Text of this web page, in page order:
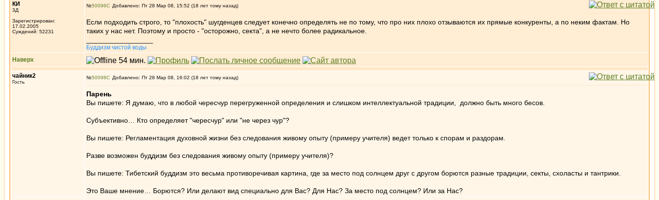
КИ
3Д
Зарегистрирован:
17.02.2005
Суждений: 52231
№50096 Добавлено: Пт 28 Мар 08, 15:52 (18 лет тому назад)
Если подходить строго, то "плохость" шугденцев следует конечно определять не по тому, что про них плохо отзываются их прямые конкуренты, а по неким фактам. Но
таких у нас нет. Поэтому и просто - "осторожно, секта", а не нечто более радикальное.
Буддизм чистой воды
Наверх
чайник2
Гость
№50098 Добавлено: Пт 28 Мар 08, 16:02 (18 лет тому назад)
Парень
Вы пишете: Я думаю, что в любой чересчур перегруженной определения и слишком интеллектуальной традиции, должно быть много бесов.
Субъективно… Кто определяет "чересчур" или "не через чур"?
Вы пишете: Регламентация духовной жизни без следования живому опыту (примеру учителя) ведет только к спорам и раздорам.
Разве возможен буддизм без следования живому опыту (примеру учителя)?
Вы пишете: Тибетский буддизм это весьма противоречивая картина, где за место под солнцем друг с другом борются разные традиции, секты, схоласты и тантрики.
Это Ваше мнение… Борются? Или делают вид специально для Вас? Для Нас? За место под солнцем? Или за Нас?